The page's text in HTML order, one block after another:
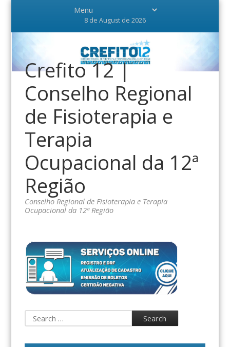
8 de August de 2026
Crefito 12 |
Conselho Regional
de Fisioterapia e
Terapia
Ocupacional da 12ª
Região
Conselho Regional de Fisioterapia e Terapia
Ocupacional da 12ª Região